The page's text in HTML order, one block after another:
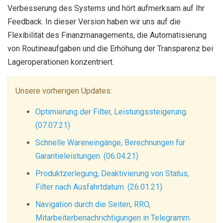
Verbesserung des Systems und hört aufmerksam auf Ihr
Feedback. In dieser Version haben wir uns auf die
Flexibilität des Finanzmanagements, die Automatisierung
von Routineaufgaben und die Erhöhung der Transparenz bei
Lageroperationen konzentriert.
Unsere vorherigen Updates:
Optimierung der Filter, Leistungssteigerung.
(07.07.21)
Schnelle Wareneingänge, Berechnungen für
Garantieleistungen. (06.04.21)
Produktzerlegung, Deaktivierung von Status,
Filter nach Ausfahrtdatum. (26.01.21)
Navigation durch die Seiten, RRO,
Mitarbeiterbenachrichtigungen in Telegramm.